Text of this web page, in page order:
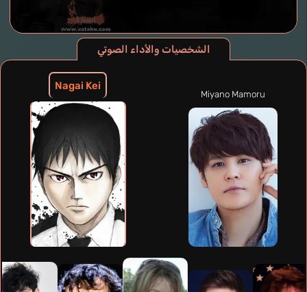
الشخصيات والأداء الصوتي
Nagai Kei
Miyano Mamoru